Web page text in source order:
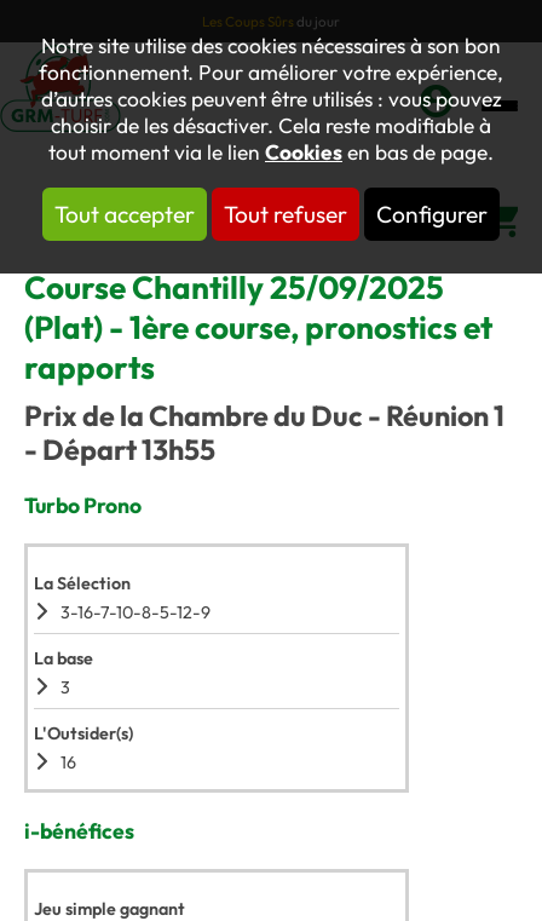
Notre site utilise des cookies nécessaires à son bon
fonctionnement. Pour améliorer votre expérience,
d’autres cookies peuvent être utilisés : vous pouvez
choisir de les désactiver. Cela reste modifiable à
tout moment via le lien Cookiesen bas de page.
Tout accepter Tout refuser Configurer
Les Coups Sûrs du jour
Mon
compte
Course Chantilly 25/09/2025
(Plat) - 1ère course, pronostics et
rapports
Prix de la Chambre du Duc - Réunion 1
- Départ 13h55
Turbo Prono
La Sélection
3-16-7-10-8-5-12-9
La base
3
L'Outsider(s)
16
i-bénéfices
Jeu simple gagnant